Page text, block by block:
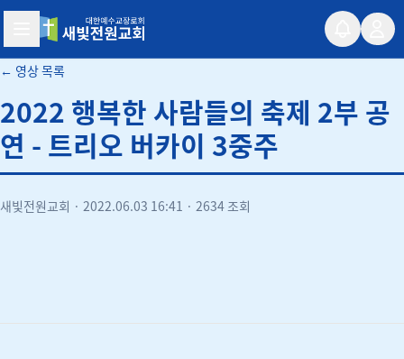
새빛전원교회
← 영상 목록
2022 행복한 사람들의 축제 2부 공
연 - 트리오 버카이 3중주
새빛전원교회 · 2022.06.03 16:41 · 2634 조회